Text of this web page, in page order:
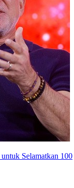
Selamatkan 100